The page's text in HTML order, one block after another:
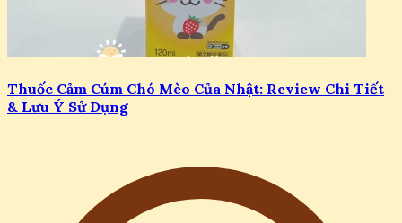
Thuốc Cảm Cúm Chó Mèo Của Nhật: Review Chi Tiết
& Lưu Ý Sử Dụng